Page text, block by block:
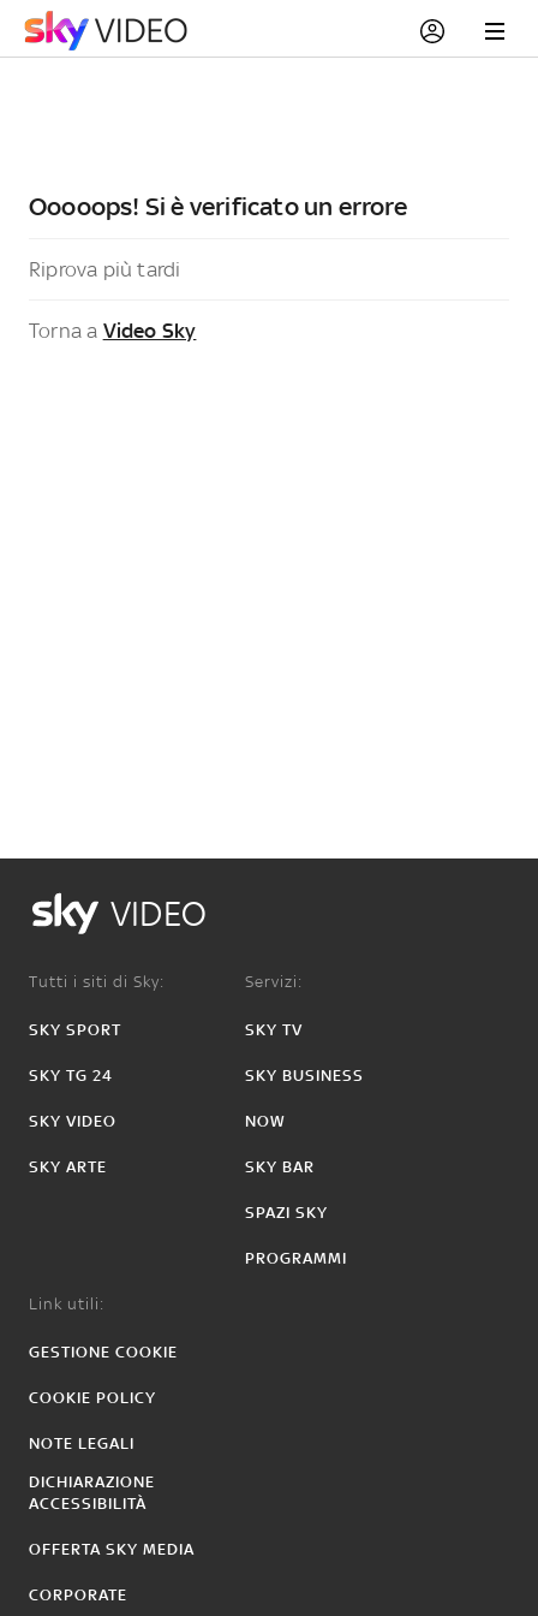
Ooooops! Si è verificato un errore
Riprova più tardi
Torna a Video Sky
VIDEO
Tutti i siti di Sky:
SKY SPORT
SKY TG 24
SKY VIDEO
SKY ARTE
Servizi:
SKY TV
SKY BUSINESS
NOW
SKY BAR
SPAZI SKY
PROGRAMMI
Link utili:
GESTIONE COOKIE
COOKIE POLICY
NOTE LEGALI
DICHIARAZIONE
ACCESSIBILITÀ
OFFERTA SKY MEDIA
CORPORATE